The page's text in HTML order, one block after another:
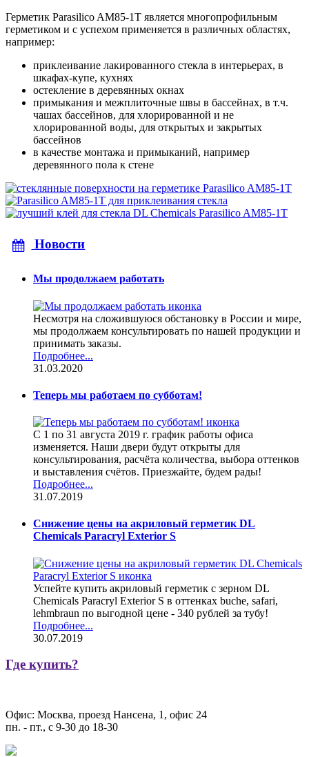
Герметик Parasilico AM85-1Т является многопрофильным
герметиком и с успехом применяется в различных областях,
например:
приклеивание лакированного стекла в интерьерах, в
шкафах-купе, кухнях
остекление в деревянных окнах
примыкания и межплиточные швы в бассейнах, в т.ч.
чашах бассейнов, для хлорированной и не
хлорированной воды, для открытых и закрытых
бассейнов
в качестве монтажа и примыканий, например
деревянного пола к стене
Новости
Мы продолжаем работать
Несмотря на сложившуюся обстановку в России и мире,
мы продолжаем консультировать по нашей продукции и
принимать заказы.
Подробнее...
31.03.2020
Теперь мы работаем по субботам!
С 1 по 31 августа 2019 г. график работы офиса
изменяется. Наши двери будут открыты для
консультирования, расчёта количества, выбора оттенков
и выставления счётов. Приезжайте, будем рады!
Подробнее...
31.07.2019
Снижение цены на акриловый герметик DL
Chemicals Paracryl Exterior S
Успейте купить акриловый герметик с зерном DL
Chemicals Paracryl Exterior S в оттенках buche, safari,
lehmbraun по выгодной цене - 340 рублей за тубу!
Подробнее...
30.07.2019
Где купить?
Офис: Москва, проезд Нансена, 1, офис 24
пн. - пт., с 9-30 до 18-30